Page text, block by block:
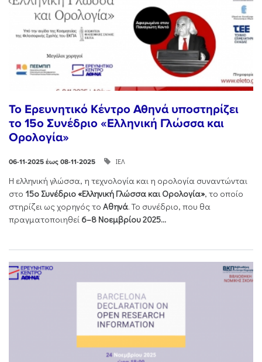
Το Ερευνητικό Κέντρο Αθηνά υποστηρίζει
το 15ο Συνέδριο «Ελληνική Γλώσσα και
Ορολογία»
06-11-2025 έως 08-11-2025 ΙΕΛ
Η ελληνική γλώσσα, η τεχνολογία και η ορολογία συναντώνται
στο 15ο Συνέδριο «Ελληνική Γλώσσα και Ορολογία», το οποίο
στηρίζει ως χορηγός το Αθηνά. Το συνέδριο, που θα
πραγματοποιηθεί 6–8 Νοεμβρίου 2025...